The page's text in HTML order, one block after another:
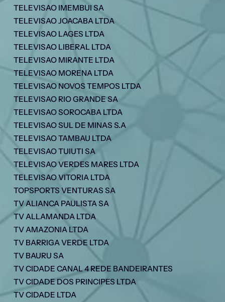
TELEVISAO IMEMBUI SA
TELEVISAO JOACABA LTDA
TELEVISAO LAGES LTDA
TELEVISAO LIBERAL LTDA
TELEVISAO MIRANTE LTDA
TELEVISAO MORENA LTDA
TELEVISAO NOVOS TEMPOS LTDA
TELEVISAO RIO GRANDE SA
TELEVISAO SOROCABA LTDA
TELEVISAO SUL DE MINAS S.A
TELEVISAO TAMBAU LTDA
TELEVISAO TUIUTI SA
TELEVISAO VERDES MARES LTDA
TELEVISAO VITORIA LTDA
TOPSPORTS VENTURAS SA
TV ALIANCA PAULISTA SA
TV ALLAMANDA LTDA
TV AMAZONIA LTDA
TV BARRIGA VERDE LTDA
TV BAURU SA
TV CIDADE CANAL 4 REDE BANDEIRANTES
TV CIDADE DOS PRINCIPES LTDA
TV CIDADE LTDA